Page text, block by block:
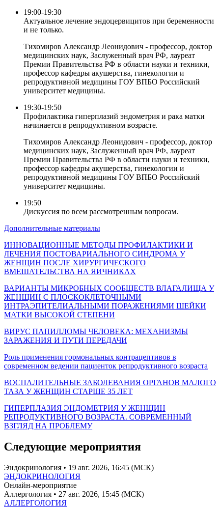
19:00-19:30
Актуальное лечение эндоцервицитов при беременности
и не только.
Тихомиров Александр Леонидович - профессор, доктор
медицинских наук, Заслуженный врач РФ, лауреат
Премии Правительства РФ в области науки и техники,
профессор кафедры акушерства, гинекологии и
репродуктивной медицины ГОУ ВПБО Российский
университет медицины.
19:30-19:50
Профилактика гиперплазий эндометрия и рака матки
начинается в репродуктивном возрасте.
Тихомиров Александр Леонидович - профессор, доктор
медицинских наук, Заслуженный врач РФ, лауреат
Премии Правительства РФ в области науки и техники,
профессор кафедры акушерства, гинекологии и
репродуктивной медицины ГОУ ВПБО Российский
университет медицины.
19:50
Дискуссия по всем рассмотренным вопросам.
Дополнительные материалы
ИННОВАЦИОННЫЕ МЕТОДЫ ПРОФИЛАКТИКИ И
ЛЕЧЕНИЯ ПОСТОВАРИАЛЬНОГО СИНДРОМА У
ЖЕНЩИН ПОСЛЕ ХИРУРГИЧЕСКОГО
ВМЕШАТЕЛЬСТВА НА ЯИЧНИКАХ
ВАРИАНТЫ МИКРОБНЫХ СООБЩЕСТВ ВЛАГАЛИЩА У
ЖЕНЩИН С ПЛОСКОКЛЕТОЧНЫМИ
ИНТРАЭПИТЕЛИАЛЬНЫМИ ПОРАЖЕНИЯМИ ШЕЙКИ
МАТКИ ВЫСОКОЙ СТЕПЕНИ
ВИРУС ПАПИЛЛОМЫ ЧЕЛОВЕКА: МЕХАНИЗМЫ
ЗАРАЖЕНИЯ И ПУТИ ПЕРЕДАЧИ
Роль применения гормональных контрацептивов в
современном ведении пациенток репродуктивного возраста
ВОСПАЛИТЕЛЬНЫЕ ЗАБОЛЕВАНИЯ ОРГАНОВ МАЛОГО
ТАЗА У ЖЕНЩИН СТАРШЕ 35 ЛЕТ
ГИПЕРПЛАЗИЯ ЭНДОМЕТРИЯ У ЖЕНЩИН
РЕПРОДУКТИВНОГО ВОЗРАСТА. СОВРЕМЕННЫЙ
ВЗГЛЯД НА ПРОБЛЕМУ
Следующие мероприятия
Эндокринология • 19 авг. 2026, 16:45 (МСК)
ЭНДОКРИНОЛОГИЯ
Онлайн-мероприятие
Аллергология • 27 авг. 2026, 15:45 (МСК)
АЛЛЕРГОЛОГИЯ